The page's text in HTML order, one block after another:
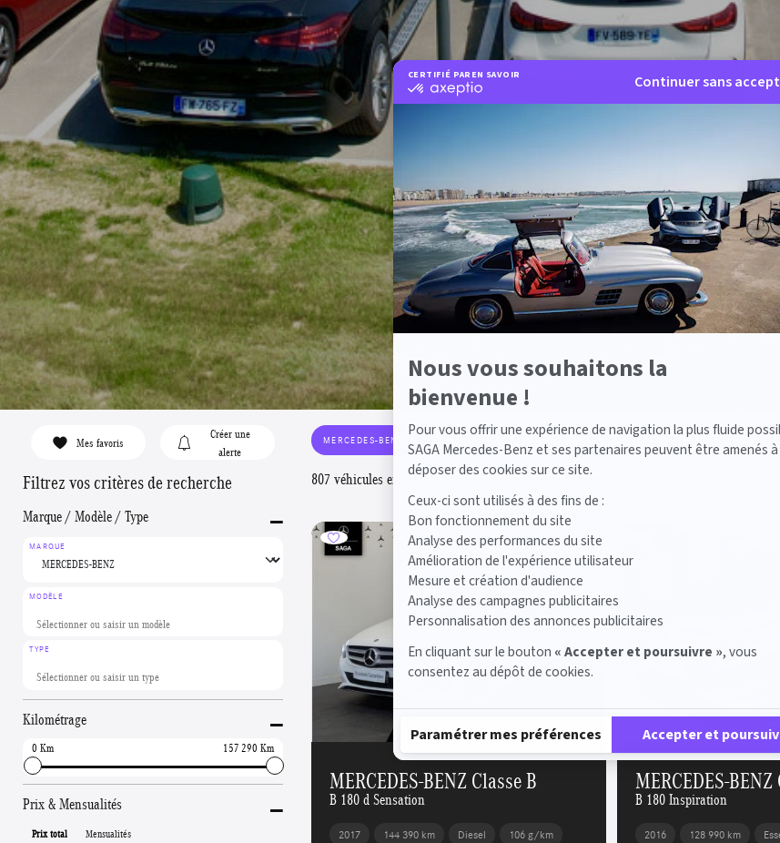
CERTIFIÉ PAR EN SAVOIR PLUS SUR
certifié
Axeptio
Continuer sans
Nous vous souhaitons la
bienvenue !
Pour vous offrir une expérience de navigation la plus fluide
SAGA Mercedes-Benz et ses partenaires peuvent être amenés à
déposer des cookies sur ce site.
Ceux-ci sont utilisés à des fins de :
Bon fonctionnement du site
Analyse des performances du site
Amélioration de l'expérience utilisateur
Mesure et création d'audience
Analyse des campagnes publicitaires
Personnalisation des annonces publicitaires
En cliquant sur le bouton « Accepter et poursuivre », vous
consentez au dépôt de cookies.
Paramétrer mes préférences Accepter et
Mes favoris
Créer une
alerte
Filtrez vos critères de recherche
Marque / Modèle / Type -
MARQUE
MODÈLE
TYPE
Kilométrage -
0 157 290
Prix & Mensualités -
Prix total Mensualités
MERCEDES-BENZ
807 véhicules en stock correspondent à votre recherche
MERCEDES-BENZ Classe B
B 180 d Sensation
2017 144 390 km Diesel 106 g/km
MERCEDES-
B 180 Inspiration
2016 128 990 km